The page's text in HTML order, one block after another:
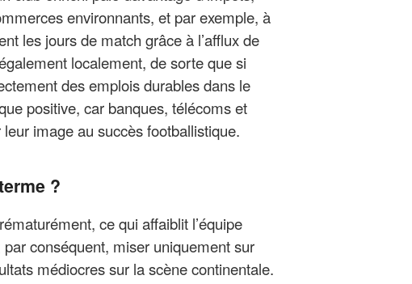
environnants, et par exemple, à
les jours de match grâce à l’afflux de
localement, de sorte que si
des emplois durables dans le
positive, car banques, télécoms et
image au succès footballistique.
?
ce qui affaiblit l’équipe
par conséquent, miser uniquement sur
médiocres sur la scène continentale.